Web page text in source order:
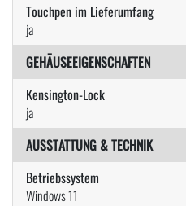
Touchpen im Lieferumfang
ja
GEHÄUSEEIGENSCHAFTEN
Kensington-Lock
ja
AUSSTATTUNG & TECHNIK
Betriebssystem
Windows 11